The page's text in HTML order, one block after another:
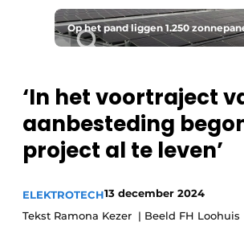
Installatie & Bouw | Platform
installatietechniek,
Meest gelezen
Nieuwsbrief
Podcasts
Vacature aanmelden
Op het pand liggen 1.250
‘In het voortraject
aanbesteding
project al te leven’
ELEKTROTECH13 december 2024
Tekst Ramona Kezer | Beeld FH Loohuis